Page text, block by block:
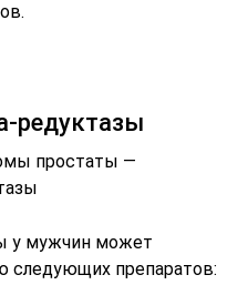
редуктазы
простаты —
у мужчин может
следующих препаратов: